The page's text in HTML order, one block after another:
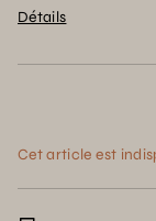
Détails
Cet article est